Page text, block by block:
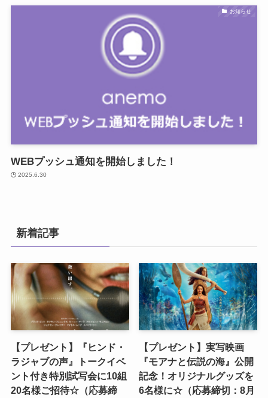
お知らせ
WEBプッシュ通知を開始しました！
2025.6.30
新着記事
【プレゼント】『ヒンド・
ラジャブの声』トークイベ
ント付き特別試写会に10組
20名様ご招待☆（応募締
【プレゼント】実写映画
『モアナと伝説の海』公開
記念！オリジナルグッズを
6名様に☆（応募締切：8月